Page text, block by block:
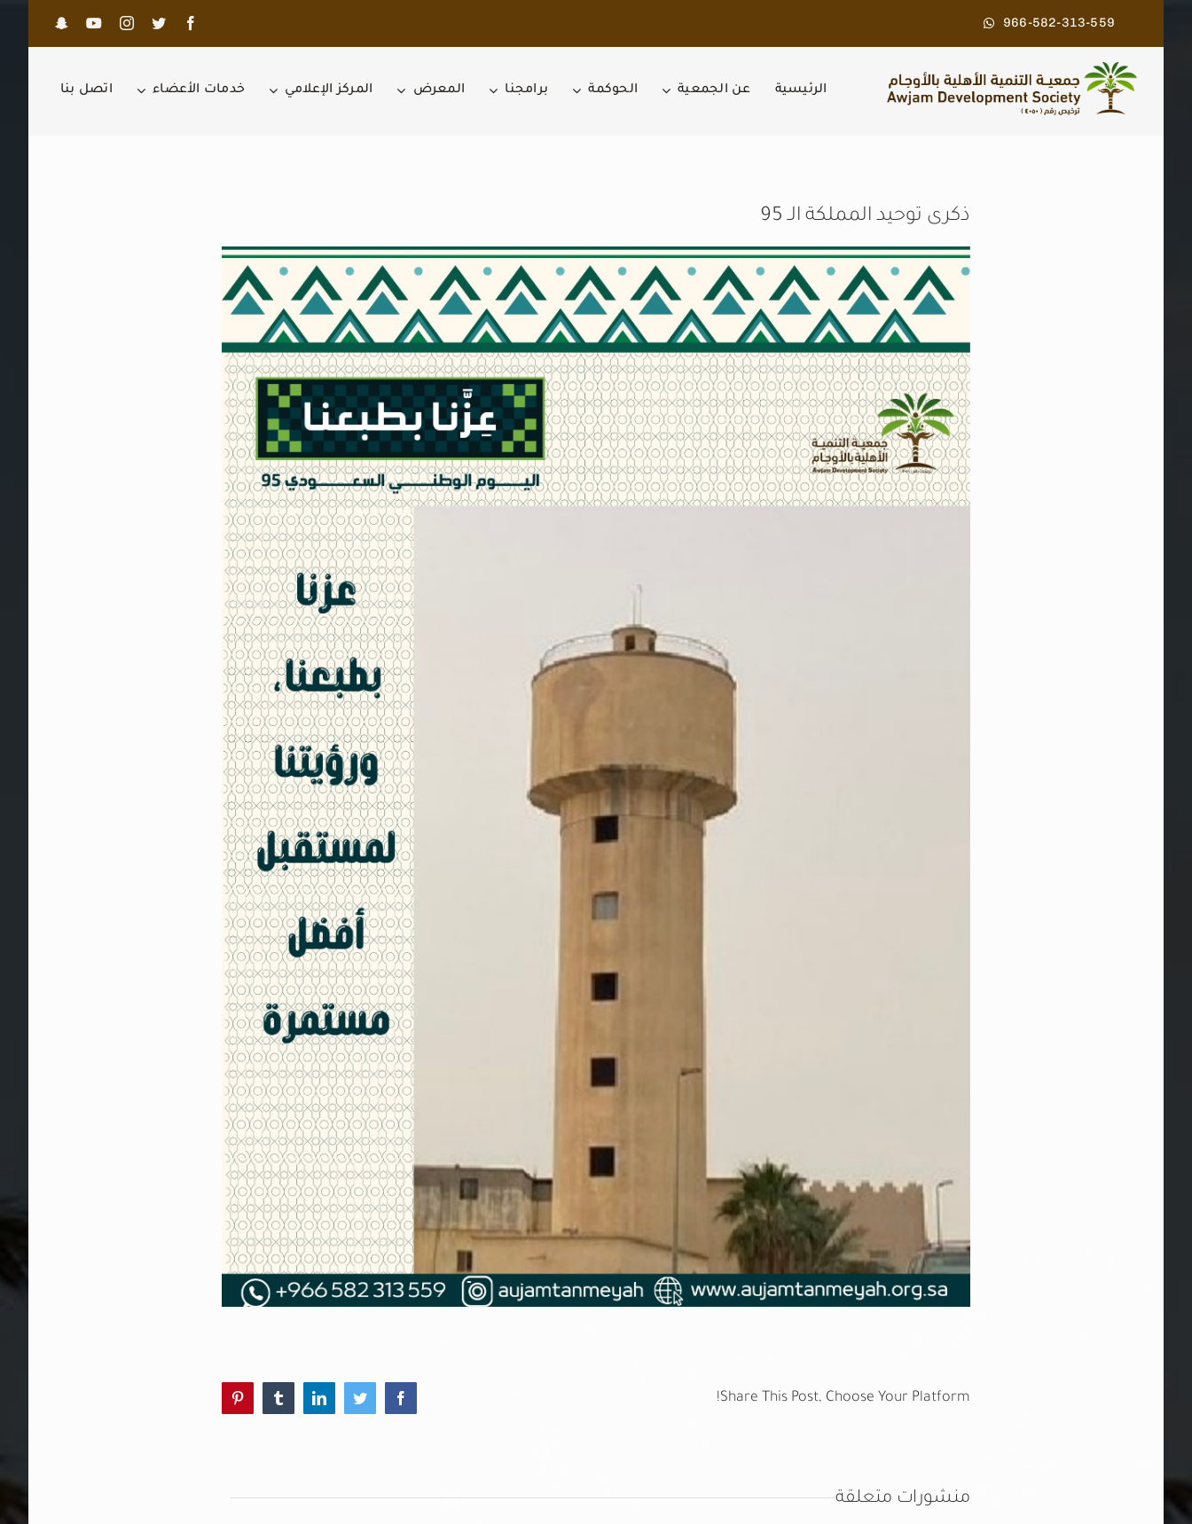
966-582-313-559
الرئيسية عن الجمعية الحوكمة برامجنا المعرض المركز الإعلامي خدمات الأعضاء اتصل بنا
ذكرى توحيد المملكة الـ 95
Share This Post, Choose Your Platform!
Facebook
Twitter
LinkedIn
Tumblr
Pinterest
منشورات متعلقة